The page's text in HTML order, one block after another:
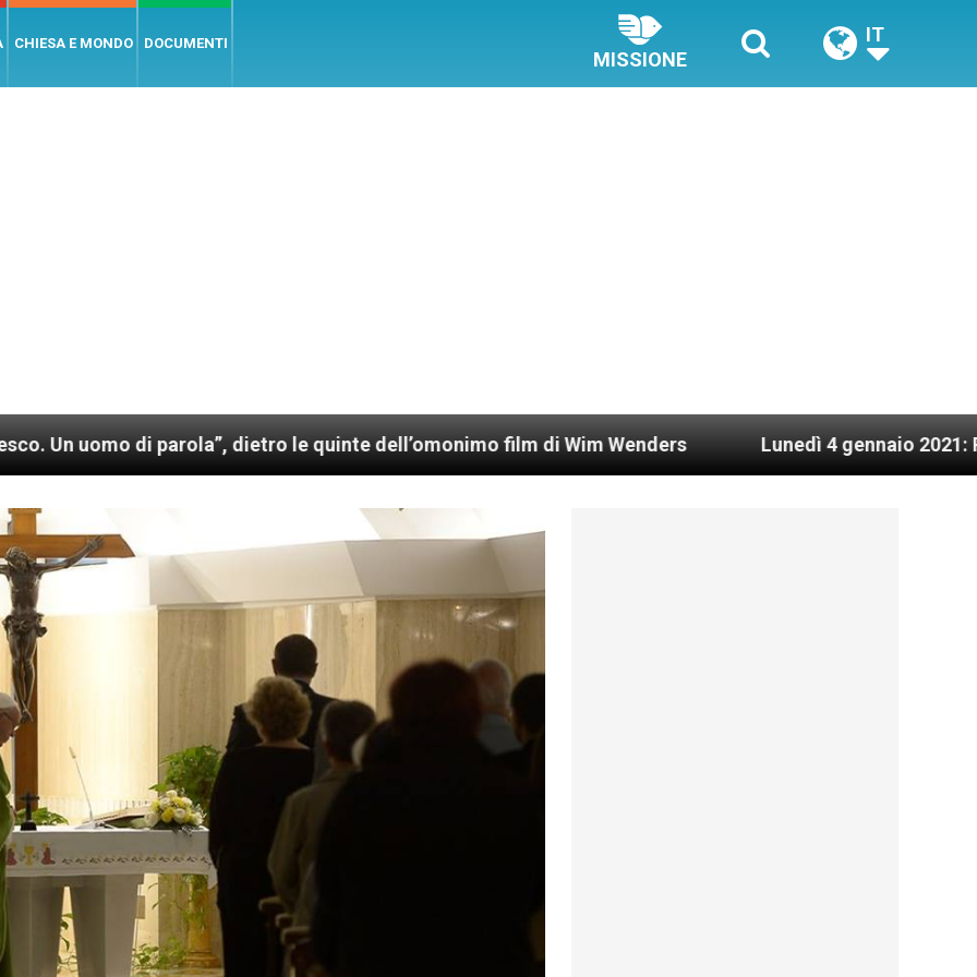
CHIESA E MONDO DOCUMENTI
MISSIONE
IT
parola”, dietro le quinte dell’omonimo film di Wim Wenders Lunedì 4 gennaio 2021: Possesso